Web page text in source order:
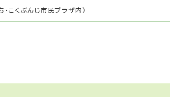
こくぶんじ市民プラザ内）